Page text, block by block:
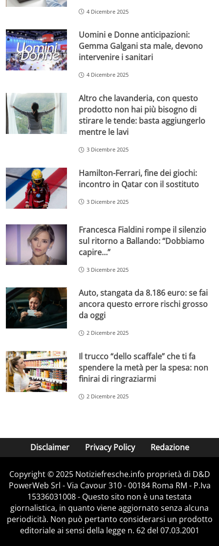
4 Dicembre 2025
Uomini e Donne anticipazioni:
Gemma Galgani sta male, devono
intervenire i sanitari
4 Dicembre 2025
Altro che lavanderia, con questo
prodotto non hai più bisogno di
stirare le tende: basta aggiungerlo
mentre le lavi
3 Dicembre 2025
Hamilton-Ferrari, fine dei giochi:
incontro in Qatar con il sostituto
3 Dicembre 2025
Francesca Fialdini rompe il silenzio
sul ritorno a Ballando: “Dobbiamo
capire…”
3 Dicembre 2025
Auto, stangata da 8.186 euro: se fai
ancora questo errore rischi grosso
da oggi
2 Dicembre 2025
Il trucco “dello scaffale” che ti fa
spendere la metà per la spesa: non
finirai di ringraziarmi
2 Dicembre 2025
Disclaimer Privacy Policy Redazione
Copyright © 2025 Notiziefresche.info proprietà di D&D
PowerWeb Srl - Via Cavour 310 - 00184 Roma RM - P.Iva
15336031008 - Questo sito non è una testata
giornalistica, in quanto viene aggiornato senza alcuna
periodicità. Non può pertanto considerarsi un prodotto
editoriale ai sensi della legge n. 62 del 07.03.2001